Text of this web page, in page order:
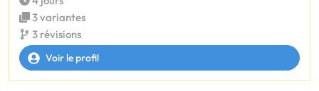
3 variantes
3 révisions
Voir le profil